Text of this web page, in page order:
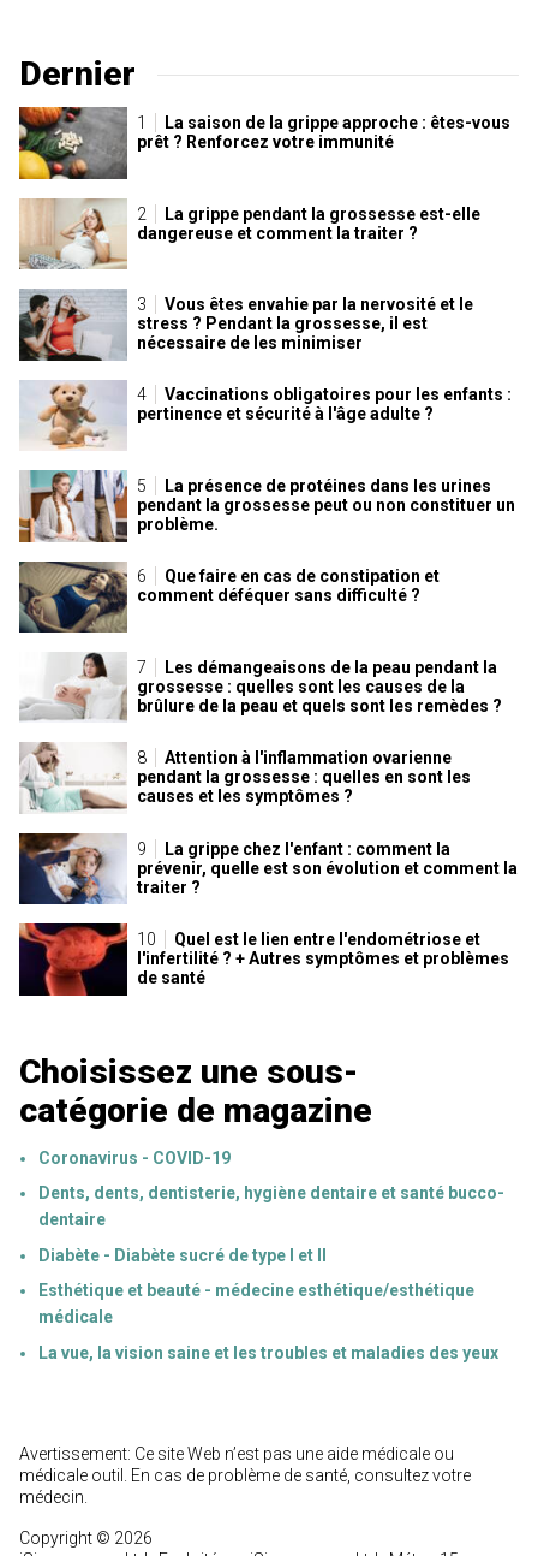
Dernier
La saison de la grippe approche : êtes-vous
prêt ? Renforcez votre immunité
La grippe pendant la grossesse est-elle
dangereuse et comment la traiter ?
Vous êtes envahie par la nervosité et le
stress ? Pendant la grossesse, il est
nécessaire de les minimiser
Vaccinations obligatoires pour les enfants :
pertinence et sécurité à l'âge adulte ?
La présence de protéines dans les urines
pendant la grossesse peut ou non constituer un
problème.
Que faire en cas de constipation et
comment déféquer sans difficulté ?
Les démangeaisons de la peau pendant la
grossesse : quelles sont les causes de la
brûlure de la peau et quels sont les remèdes ?
Attention à l'inflammation ovarienne
pendant la grossesse : quelles en sont les
causes et les symptômes ?
La grippe chez l'enfant : comment la
prévenir, quelle est son évolution et comment la
traiter ?
Quel est le lien entre l'endométriose et
l'infertilité ? + Autres symptômes et problèmes
de santé
Choisissez une sous-
catégorie de magazine
Coronavirus - COVID-19
Dents, dents, dentisterie, hygiène dentaire et santé bucco-
dentaire
Diabète - Diabète sucré de type I et II
Esthétique et beauté - médecine esthétique/esthétique
médicale
La vue, la vision saine et les troubles et maladies des yeux
Avertissement: Ce site Web n’est pas une aide médicale ou
médicale outil. En cas de problème de santé, consultez votre
médecin.
Copyright © 2026